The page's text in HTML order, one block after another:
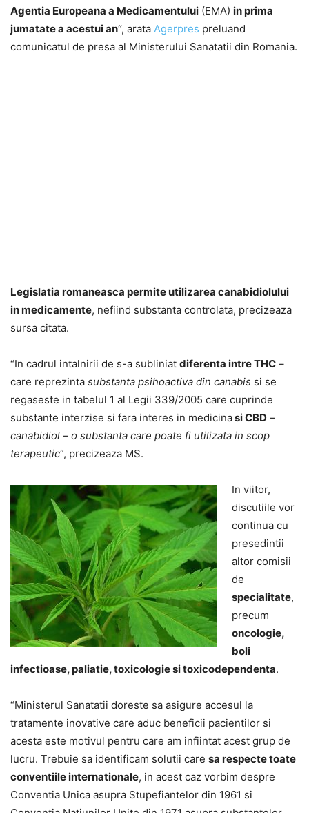
Agentia Europeana a Medicamentului (EMA) in prima
jumatate a acestui an“, arata Agerpres preluand
comunicatul de presa al Ministerului Sanatatii din Romania.
Legislatia romaneasca permite utilizarea canabidiolului
in medicamente, nefiind substanta controlata, precizeaza
sursa citata.
“In cadrul intalnirii de s-a subliniat diferenta intre THC –
care reprezinta substanta psihoactiva din canabis si se
regaseste in tabelul 1 al Legii 339/2005 care cuprinde
substante interzise si fara interes in medicinasi CBD –
canabidiol – o substanta care poate fi utilizata in scop
terapeutic“, precizeaza MS.
In viitor,
discutiile vor
continua cu
presedintii
altor comisii
de
specialitate,
precum
oncologie,
boli
infectioase, paliatie, toxicologie si toxicodependenta.
“Ministerul Sanatatii doreste sa asigure accesul la
tratamente inovative care aduc beneficii pacientilor si
acesta este motivul pentru care am infiintat acest grup de
lucru. Trebuie sa identificam solutii care sa respecte toate
conventiile internationale, in acest caz vorbim despre
Conventia Unica asupra Stupefiantelor din 1961 si